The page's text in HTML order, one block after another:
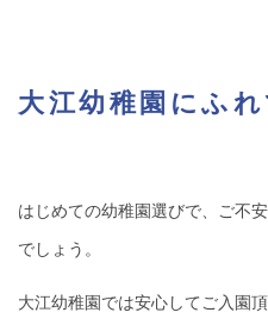
大江幼稚園にふれ
はじめての幼稚園選びで、ご不
でしょう。
大江幼稚園では安心してご入園